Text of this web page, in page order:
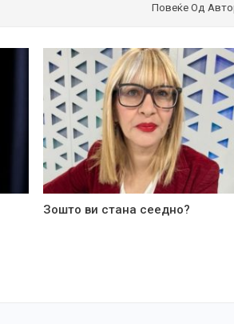
Повеќе Од
Зошто ви стана сеедно?